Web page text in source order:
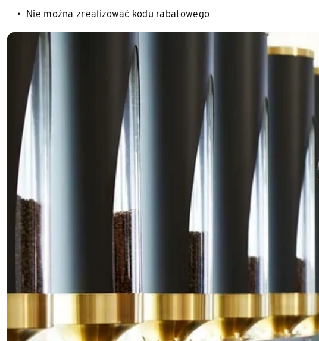
Nie można zrealizować kodu rabatowego